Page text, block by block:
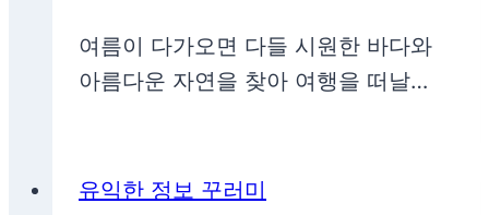
여름이 다가오면 다들 시원한 바다와
아름다운 자연을 찾아 여행을 떠날…
유익한 정보 꾸러미